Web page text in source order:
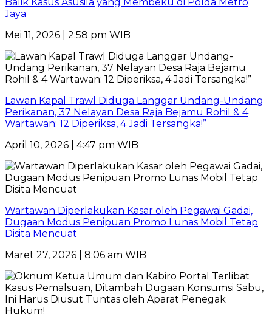
Jaya
Mei 11, 2026 | 2:58 pm WIB
Lawan Kapal Trawl Diduga Langgar Undang-Undang
Perikanan, 37 Nelayan Desa Raja Bejamu Rohil & 4
Wartawan: 12 Diperiksa, 4 Jadi Tersangka!”
April 10, 2026 | 4:47 pm WIB
Wartawan Diperlakukan Kasar oleh Pegawai Gadai,
Dugaan Modus Penipuan Promo Lunas Mobil Tetap
Disita Mencuat
Maret 27, 2026 | 8:06 am WIB